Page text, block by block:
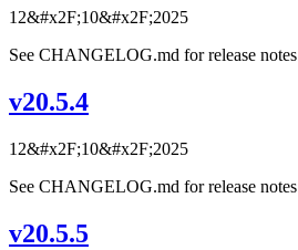
12&#x2F;10&#x2F;2025
See CHANGELOG.md for release notes
v20.5.4
12&#x2F;10&#x2F;2025
See CHANGELOG.md for release notes
v20.5.5